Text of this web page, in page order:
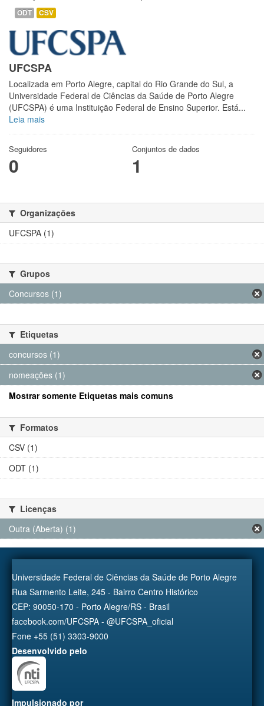
ODT CSV
UFCSPA
Localizada em Porto Alegre, capital do Rio Grande do Sul, a
Universidade Federal de Ciências da Saúde de Porto Alegre
(UFCSPA) é uma Instituição Federal de Ensino Superior. Está...
Leia mais
Seguidores
0
Conjuntos de dados
1
Organizações
UFCSPA (1)
Grupos
Concursos (1)
Etiquetas
concursos (1)
nomeações (1)
Mostrar somente Etiquetas mais comuns
Formatos
CSV (1)
ODT (1)
Licenças
Outra (Aberta) (1)
Universidade Federal de Ciências da Saúde de Porto Alegre
Rua Sarmento Leite, 245 - Bairro Centro Histórico
CEP: 90050-170 - Porto Alegre/RS - Brasil
facebook.com/UFCSPA - @UFCSPA_oficial
Fone +55 (51) 3303-9000
Desenvolvido pelo
Impulsionado por